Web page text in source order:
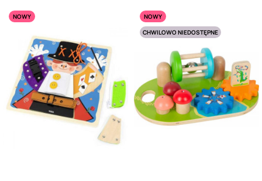
NOWY
NOWY
CHWILOWO NIEDOSTĘPNE